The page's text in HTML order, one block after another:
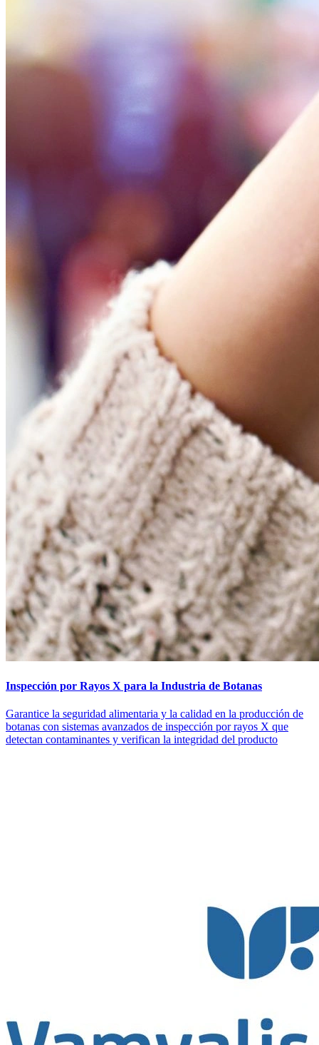
Inspección por Rayos X para la Industria de Botanas
Garantice la seguridad alimentaria y la calidad en la producción de
botanas con sistemas avanzados de inspección por rayos X que
detectan contaminantes y verifican la integridad del producto